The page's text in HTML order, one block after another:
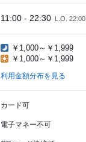
11:00 - 22:30 L.O. 22:00
￥1,000～￥1,999
￥1,000～￥1,999
利用金額分布を見る
カード可
電子マネー不可